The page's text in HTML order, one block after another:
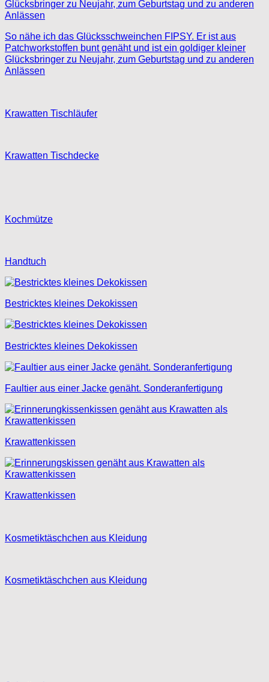
So nähe ich das Glücksschweinchen FIPSY. Er ist aus
Patchworkstoffen bunt genäht und ist ein goldiger kleiner
Glücksbringer zu Neujahr, zum Geburtstag und zu anderen
Anlässen
Krawatten Tischläufer
Krawatten Tischdecke
Kochmütze
Handtuch
Bestricktes kleines Dekokissen
Bestricktes kleines Dekokissen
Faultier aus einer Jacke genäht. Sonderanfertigung
Krawattenkissen
Krawattenkissen
Kosmetiktäschchen aus Kleidung
Kosmetiktäschchen aus Kleidung